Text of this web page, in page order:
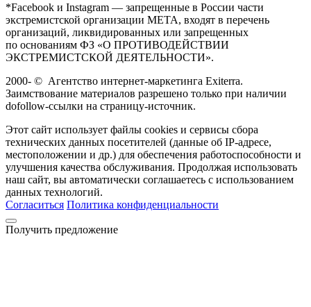
*Facebook и Instagram — запрещенные в России части
экстремистской организации META, входят в перечень
организаций, ликвидированных или запрещенных
по основаниям ФЗ «О ПРОТИВОДЕЙСТВИИ
ЭКСТРЕМИСТСКОЙ ДЕЯТЕЛЬНОСТИ».
2000- © Агентство интернет-маркетинга Exiterra.
Заимствование материалов разрешено только при наличии
dofollow-ссылки на страницу-источник.
Этот сайт использует файлы cookies и сервисы сбора
технических данных посетителей (данные об IP-адресе,
местоположении и др.) для обеспечения работоспособности и
улучшения качества обслуживания. Продолжая использовать
наш сайт, вы автоматически соглашаетесь с использованием
данных технологий.
Согласиться Политика конфиденциальности
Получить предложение